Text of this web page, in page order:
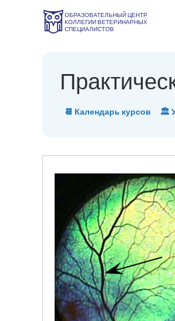
ОБРАЗОВАТЕЛЬНЫЙ ЦЕНТР
КОЛЛЕГИИ ВЕТЕРИНАРНЫХ
СПЕЦИАЛИСТОВ
📆 Календарь курсов 🏛